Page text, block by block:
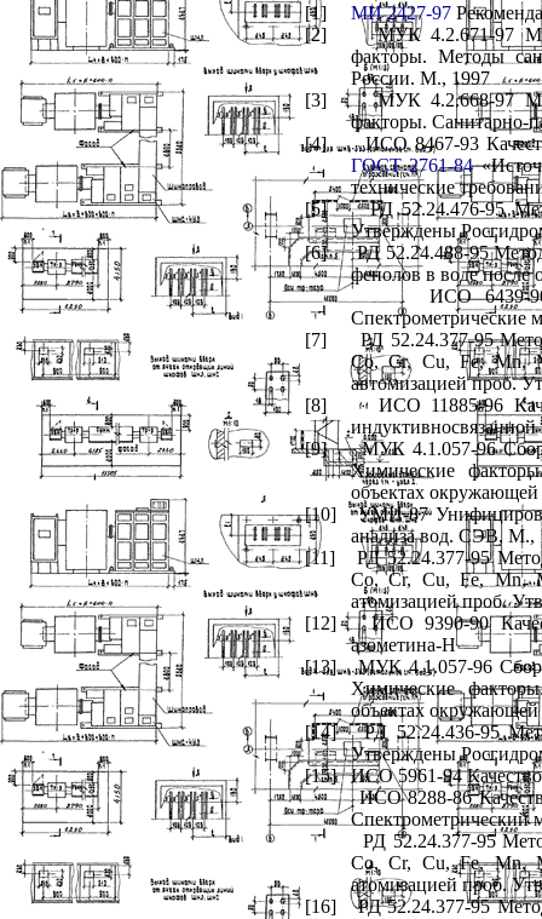
[1] МИ 2427-97
[2]
МУК 4.2.671-97
факторы. Методы
России. М., 1997
[3]
МУК 4.2.668-97
факторы. Санитарно-
[4]
ИСО 8467-93
ГОСТ 2761-84
технические
[5]
РД 52.24.476-95
Утверждены
[6]
РД 52.24.488-95
фенолов в воде после
ИСО 6439-
Спектрометрические
[7]
РД 52.24.377-95
Co,Cr, Cu,Fe,Mn,
автомизацией проб.
[8]
ИСО 11885-96
индуктивносвязанной
[9]
МУК 4.1.057-96
Химические
объектах
[10]
УМИ-87
анализа вод. СЭВ, М.,
[11]
РД 52.24.377-95
Co,Cr, Сu,Fe,Mn,
атомизацией проб.
[12]
ИСО 9390-90
азометина-Н
[13]
МУК 4.1.057-96
Химические
объектах
[14]
РД 52.24.436-95
Утверждены
[15]
ИСО 5961-94
ИСО 8288-86
Спектрометрический
РД 52.24.377-95
Co,Cr, Cu,Fe,Mn,
атомизацией проб.
[16]
РД 52.24.377-95